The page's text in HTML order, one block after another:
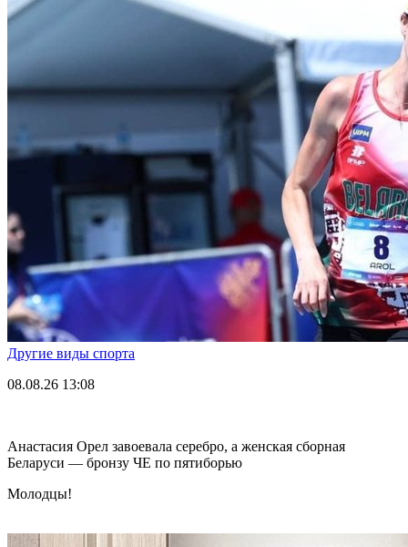
Другие виды спорта
08.08.26 13:08
Анастасия Орел завоевала серебро, а женская сборная
Беларуси — бронзу ЧЕ по пятиборью
Молодцы!